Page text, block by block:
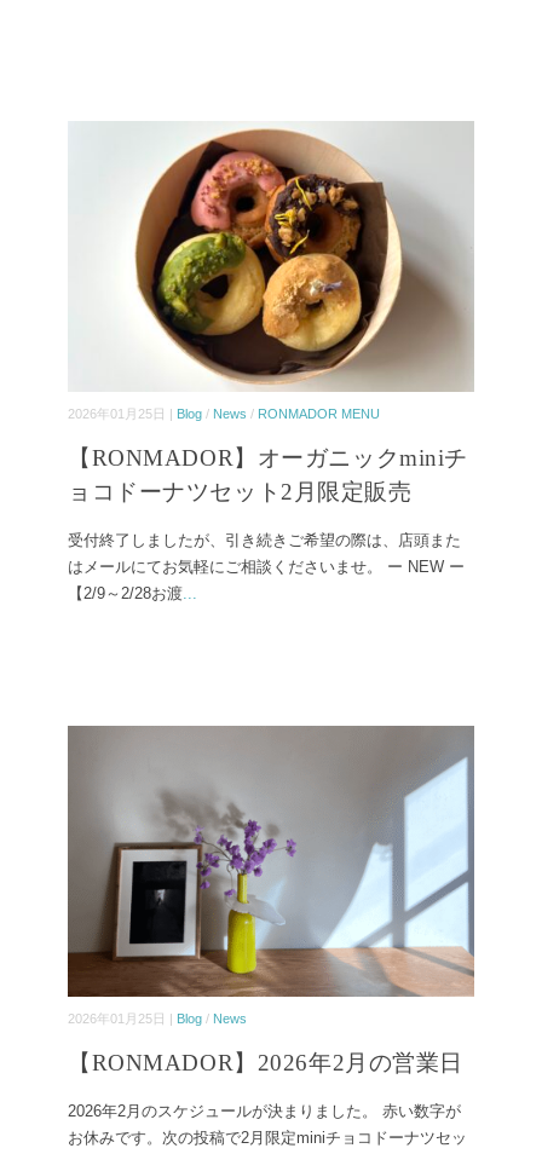
2026年01月25日 | Blog / News / RONMADOR MENU
【RONMADOR】オーガニックminiチ
ョコドーナツセット2月限定販売
受付終了しましたが、引き続きご希望の際は、店頭また
はメールにてお気軽にご相談くださいませ。 ー NEW ー
【2/9～2/28お渡
2026年01月25日 | Blog / News
【RONMADOR】2026年2月の営業日
2026年2月のスケジュールが決まりました。 赤い数字が
お休みです。次の投稿で2月限定miniチョコドーナツセッ